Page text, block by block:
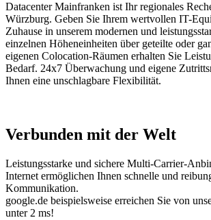
Datacenter Mainfranken ist Ihr regionales
Würzburg. Geben Sie Ihrem wertvollen IT-
Zuhause in unserem modernen und
einzelnen Höheneinheiten über geteilte oder
eigenen Colocation-Räumen erhalten Sie
Bedarf. 24x7 Überwachung und eigene
Ihnen eine unschlagbare Flexibilität.
Verbunden mit der Welt
Leistungsstarke und sichere Multi-Carrier-
Internet ermöglichen Ihnen schnelle und
Kommunikation.
google.de beispielsweise erreichen Sie von
unter 2 ms!